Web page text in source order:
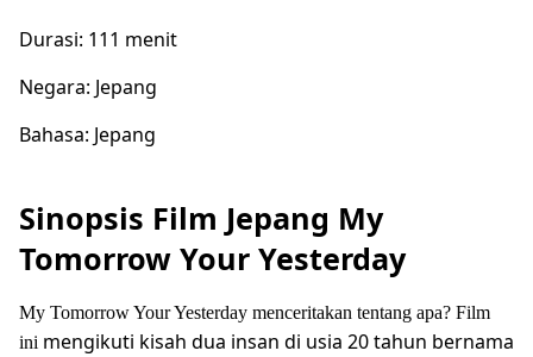
Durasi: 111 menit
Negara: Jepang
Bahasa: Jepang
Sinopsis Film Jepang My
Tomorrow Your Yesterday
My Tomorrow Your Yesterday menceritakan tentang apa? Film
ini mengikuti kisah dua insan di usia 20 tahun bernama